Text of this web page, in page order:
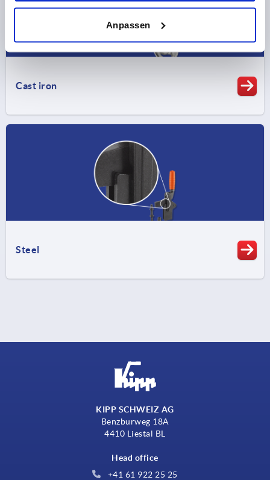
Anpassen
Cast iron
Steel
KIPP SCHWEIZ AG
Benzburweg 18A
4410 Liestal BL
Head office
+41 61 922 25 25